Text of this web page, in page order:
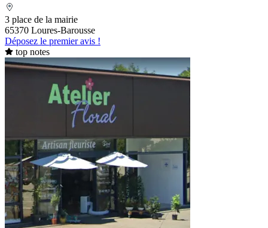
3 place de la mairie
65370 Loures-Barousse
Déposez le premier avis !
top notes